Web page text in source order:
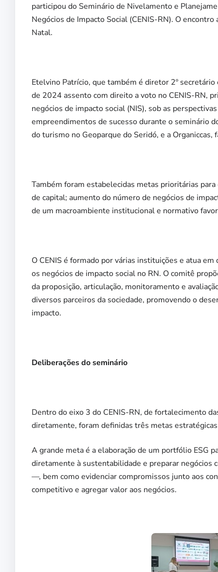
participou do Seminário de Nivelamento e
Negócios de Impacto Social (CENIS-RN). O
Natal.
Etelvino Patrício, que também é diretor 2º
de 2024 assento com direito a voto no CENIS-RN,
negócios de impacto social (NIS), sob as
empreendimentos de sucesso durante o seminário
do turismo no Geoparque do Seridó, e a Organiccas,
Também foram estabelecidas metas prioritárias
de capital; aumento do número de negócios de
de um macroambiente institucional e normativo
O CENIS é formado por várias instituições e atua
os negócios de impacto social no RN. O comitê
da proposição, articulação, monitoramento e
diversos parceiros da sociedade, promovendo o
impacto.
Deliberações do seminário
Dentro do eixo 3 do CENIS-RN, de fortalecimento
diretamente, foram definidas três metas
A grande meta é a elaboração de um portfólio ESG
diretamente à sustentabilidade e preparar negócios
—, bem como evidenciar compromissos junto aos
competitivo e agregar valor aos negócios.